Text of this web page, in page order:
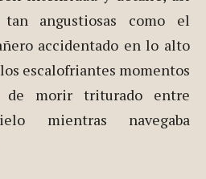
tan angustiosas como el
accidentado en lo alto
escalofriantes momentos
morir triturado entre
mien­tras navegaba